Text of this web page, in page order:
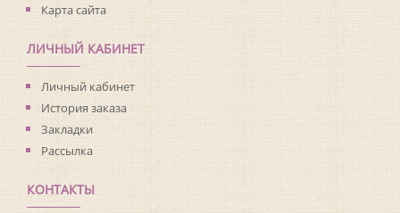
Карта сайта
ЛИЧНЫЙ КАБИНЕТ
Личный кабинет
История заказа
Закладки
Рассылка
КОНТАКТЫ